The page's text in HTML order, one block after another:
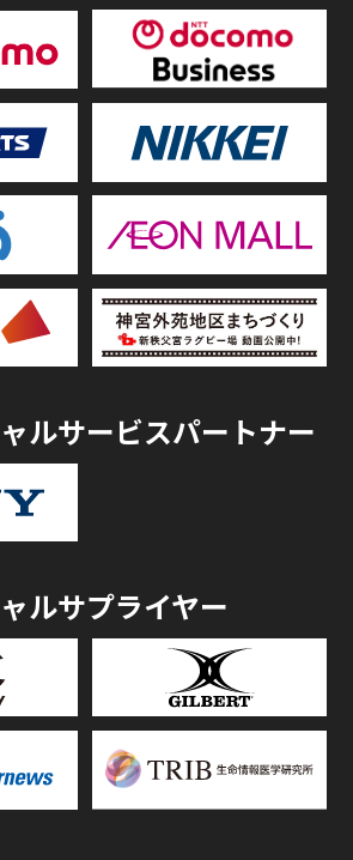
ルサービスパートナー
ルサプライヤー